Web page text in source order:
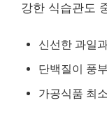
강한 식습관도
신선한 과일
단백질이 풍
가공식품 최